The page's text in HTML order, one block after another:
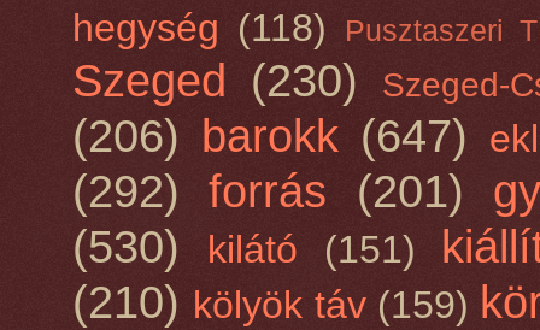
hegység (118) Pusztaszeri
Szeged (230) Szeged-
(206) barokk (647)
(292) forrás (201)
(530)
kilátó (151)
(210) kölyök táv (159)